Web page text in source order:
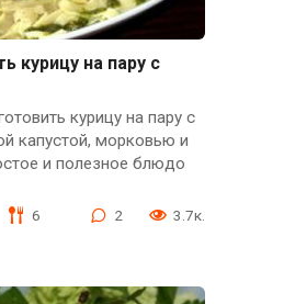
курицу на пару с
курицу на пару с
капустой, морковью и
и полезное блюдо
6 2 3.7к.